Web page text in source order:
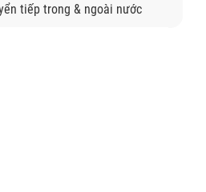
tiếp trong & ngoài nước